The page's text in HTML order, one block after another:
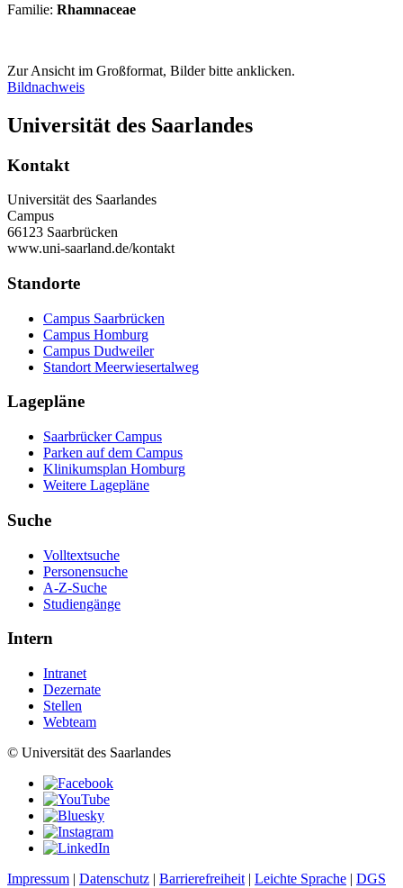
Familie: Rhamnaceae
Zur Ansicht im Großformat, Bilder bitte anklicken.
Bildnachweis
Universität des Saarlandes
Kontakt
Universität des Saarlandes
Campus
66123 Saarbrücken
www.uni-saarland.de/kontakt
Standorte
Campus Saarbrücken
Campus Homburg
Campus Dudweiler
Standort Meerwiesertalweg
Lagepläne
Saarbrücker Campus
Parken auf dem Campus
Klinikumsplan Homburg
Weitere Lagepläne
Suche
Volltextsuche
Personensuche
A-Z-Suche
Studiengänge
Intern
Intranet
Dezernate
Stellen
Webteam
© Universität des Saarlandes
Impressum | Datenschutz | Barrierefreiheit | Leichte Sprache | DGS